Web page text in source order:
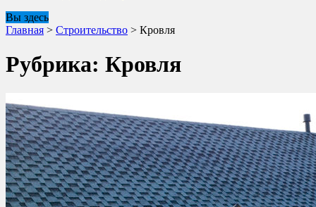
Вы здесь
Главная > Строительство > Кровля
Рубрика: Кровля